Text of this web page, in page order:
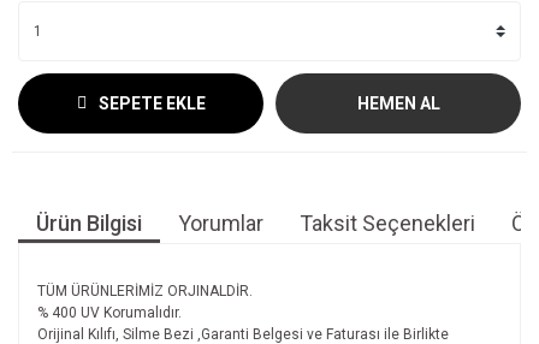
SEPETE EKLE HEMEN AL
Ürün Bilgisi Yorumlar Taksit Seçenekleri
TÜM ÜRÜNLERİMİZ ORJINALDİR.
% 400 UV Korumalıdır.
Orijinal Kılıfı, Silme Bezi ,Garanti Belgesi ve Faturası ile Birlikte